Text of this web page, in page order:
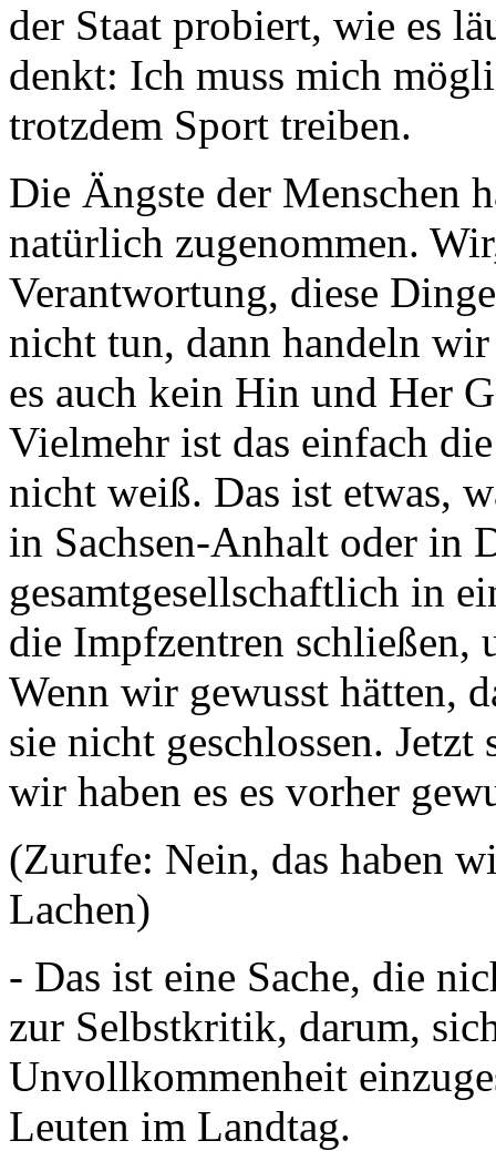
der Staat probiert, wie es
denkt: Ich muss mich
trotzdem Sport treiben.
Die Ängste der Menschen
natürlich zugenommen.
Verantwortung, diese
nicht tun, dann handeln
es auch kein Hin und Her
Vielmehr ist das einfach
nicht weiß. Das ist etwas,
in Sachsen-Anhalt oder in
gesamtgesellschaftlich in
die Impfzentren schließen,
Wenn wir gewusst hätten,
sie nicht geschlossen.
wir haben es es vorher
(Zurufe: Nein, das haben
Lachen)
- Das ist eine Sache, die
zur Selbstkritik, darum,
Unvollkommenheit
Leuten im Landtag.